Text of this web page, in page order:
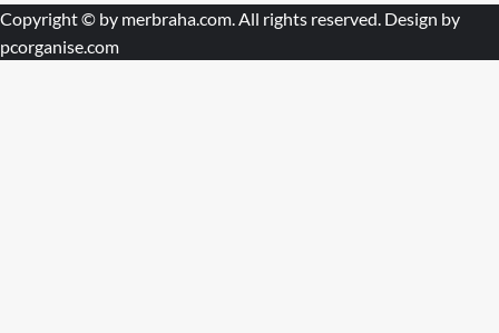
Copyright © by merbraha.com. All rights reserved. Design by
pcorganise.com